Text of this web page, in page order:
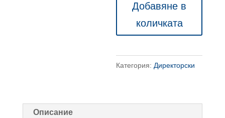
стол
Добавяне в
количката
Категория: Директорски
Описание